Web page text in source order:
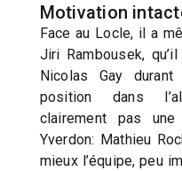
Motivation
Face au Locle, il a
Jiri Rambousek,
Nicolas Gay
position dans
clairement pas
Yverdon: Mathieu
mieux l’équipe, peu